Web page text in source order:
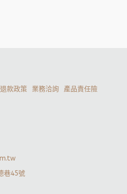
退款政策 業務洽詢 產品責任險
巷45號